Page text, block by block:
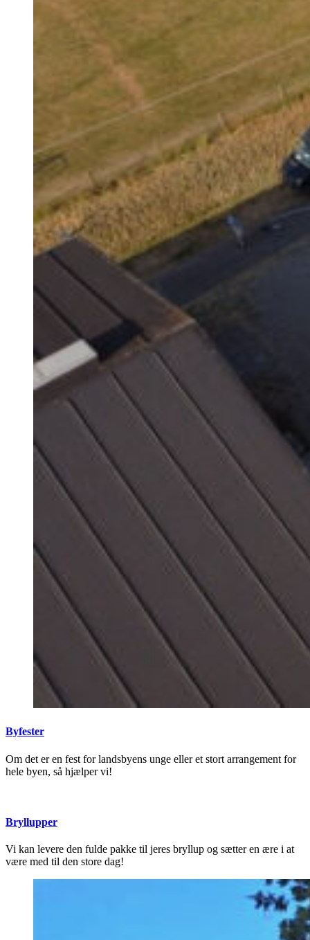
Byfester
Om det er en fest for landsbyens unge eller et stort arrangement for
hele byen, så hjælper vi!
Bryllupper
Vi kan levere den fulde pakke til jeres bryllup og sætter en ære i at
være med til den store dag!